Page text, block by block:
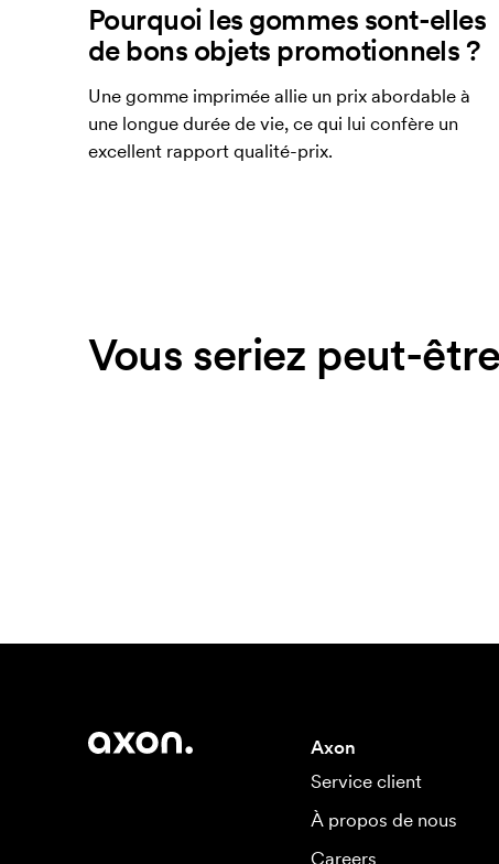
Pourquoi les gommes sont-elles
de bons objets promotionnels ?
Une gomme imprimée allie un prix abordable à
une longue durée de vie, ce qui lui confère un
excellent rapport qualité-prix.
Vous seriez peut-
Axon
Service client
À propos de nous
Careers